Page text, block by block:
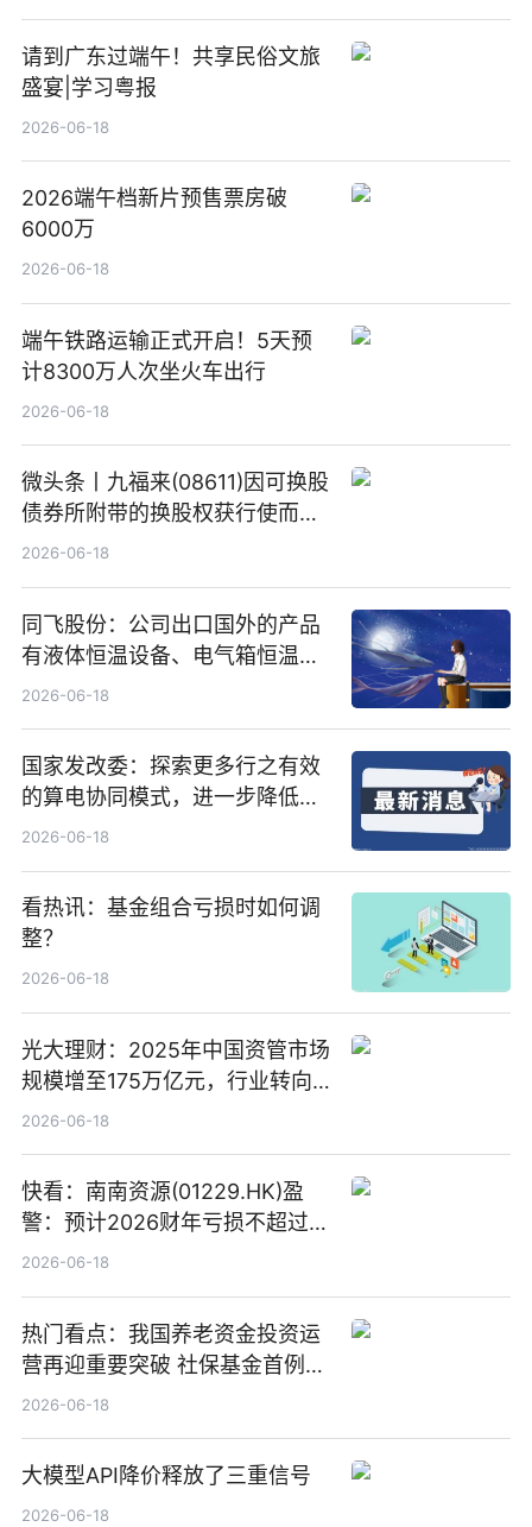
请到广东过端午！共享民俗文旅
盛宴|学习粤报
2026-06-18
2026端午档新片预售票房破
6000万
2026-06-18
端午铁路运输正式开启！5天预
计8300万人次坐火车出行
2026-06-18
微头条丨九福来(08611)因可换股
债券所附带的换股权获行使而发
行5200万股
2026-06-18
同飞股份：公司出口国外的产品
有液体恒温设备、电气箱恒温装
置、纯水冷却单元和特种换热器
2026-06-18
国家发改委：探索更多行之有效
的算电协同模式，进一步降低网
络传输时延_最资讯
2026-06-18
看热讯：基金组合亏损时如何调
整？
2026-06-18
光大理财：2025年中国资管市场
规模增至175万亿元，行业转向
“量质并重”
2026-06-18
快看：南南资源(01229.HK)盈
警：预计2026财年亏损不超过
1000万港元
2026-06-18
热门看点：我国养老资金投资运
营再迎重要突破 社保基金首例期
货账户完成开立
2026-06-18
大模型API降价释放了三重信号
2026-06-18